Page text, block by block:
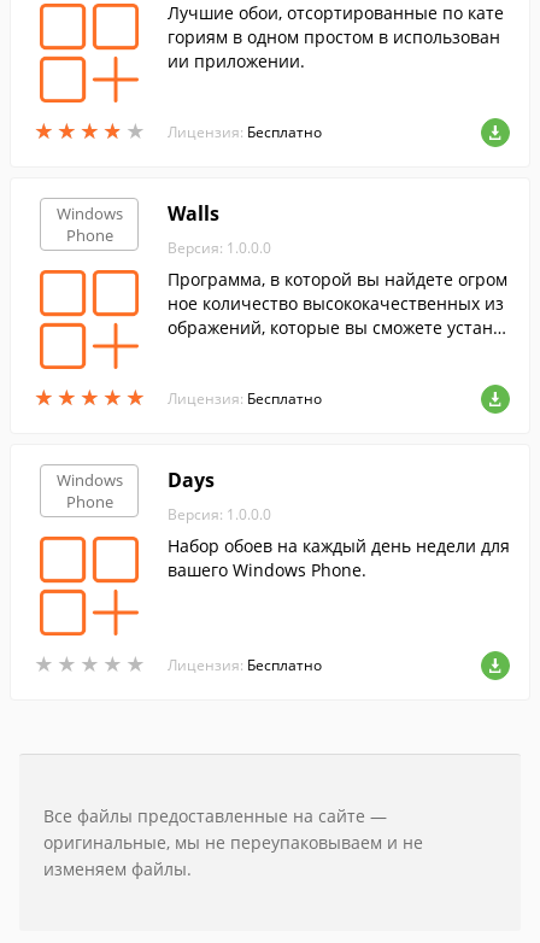
★ ★ ★ ★ ★
★ ★ ★ ★ ★
Лучшие обои, отсортированные по кате
гориям в одном простом в использован
ии приложении.
Лицензия: Бесплатно
Windows
Phone
★ ★ ★ ★ ★
★ ★ ★ ★ ★
Walls
Версия: 1.0.0.0
Программа, в которой вы найдете огром
ное количество высококачественных из
ображений, которые вы сможете устано
Лицензия: Бесплатно
Windows
Phone
★ ★ ★ ★ ★
★ ★ ★ ★ ★
Days
Версия: 1.0.0.0
Набор обоев на каждый день недели для
вашего Windows Phone.
Лицензия: Бесплатно
Все файлы предоставленные на сайте —
оригинальные, мы не переупаковываем и не
изменяем файлы.